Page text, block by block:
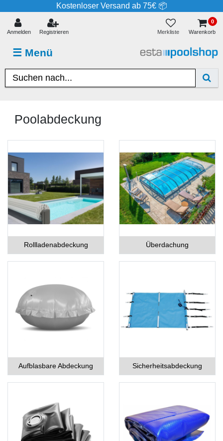
Kostenloser Versand ab 75€ 📦
☰ Menü
Anmelden Registrieren Merkliste
0
Warenkorb
Poolabdeckung
Rollladenabdeckung Überdachung
Aufblasbare Abdeckung Sicherheitsabdeckung